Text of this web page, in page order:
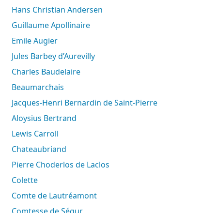
Hans Christian Andersen
Guillaume Apollinaire
Emile Augier
Jules Barbey d’Aurevilly
Charles Baudelaire
Beaumarchais
Jacques-Henri Bernardin de Saint-Pierre
Aloysius Bertrand
Lewis Carroll
Chateaubriand
Pierre Choderlos de Laclos
Colette
Comte de Lautréamont